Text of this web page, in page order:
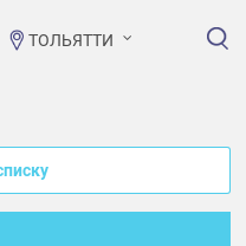
ТОЛЬЯТТИ